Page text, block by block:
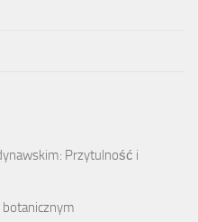
Przytulność i
botanicznym